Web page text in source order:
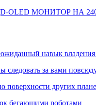
OLED МОНИТОР НА
навык
за вами
поверхности других
бегающими роботами